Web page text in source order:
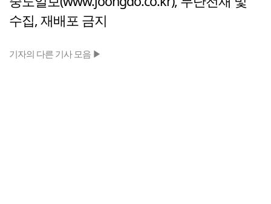
수집, 재배포 금지
기자의 다른 기사 모음 ▶